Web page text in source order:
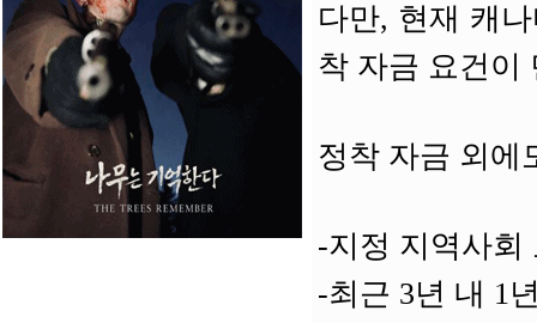
다만, 현재 캐
착 자금 요건이
정착 자금 외에
-지정 지역사회
-최근 3년 내 1